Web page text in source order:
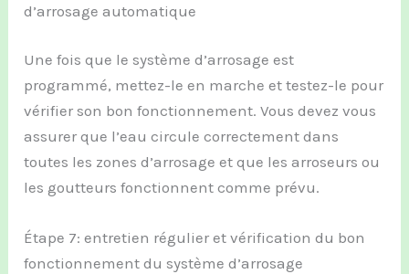
d’arrosage automatique
Une fois que le système d’arrosage est
programmé, mettez-le en marche et testez-le pour
vérifier son bon fonctionnement. Vous devez vous
assurer que l’eau circule correctement dans
toutes les zones d’arrosage et que les arroseurs ou
les goutteurs fonctionnent comme prévu.
Étape 7: entretien régulier et vérification du bon
fonctionnement du système d’arrosage